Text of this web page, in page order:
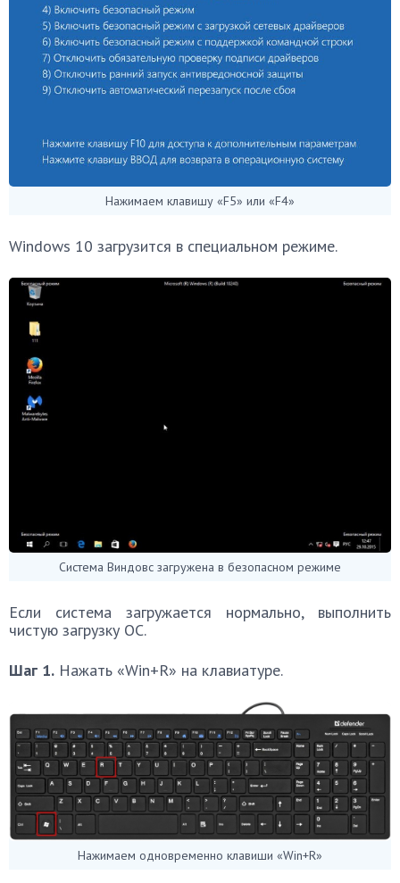
Нажимаем клавишу «F5» или «F4»
Windows 10 загрузится в специальном режиме.
Система Виндовс загружена в безопасном режиме
Если система загружается нормально, выполнить
чистую загрузку ОС.
Шаг 1. Нажать «Win+R» на клавиатуре.
Нажимаем одновременно клавиши «Win+R»